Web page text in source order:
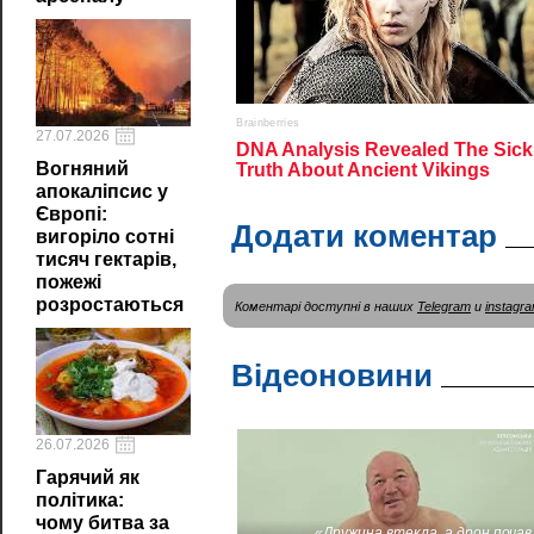
27.07.2026
Вогняний
апокаліпсис у
Європі:
вигоріло сотні
тисяч гектарів,
пожежі
розростаються
26.07.2026
Гарячий як
політика:
чому битва за
Додати коментар
Коментарі доступні в наших Telegram и
Відеоновини